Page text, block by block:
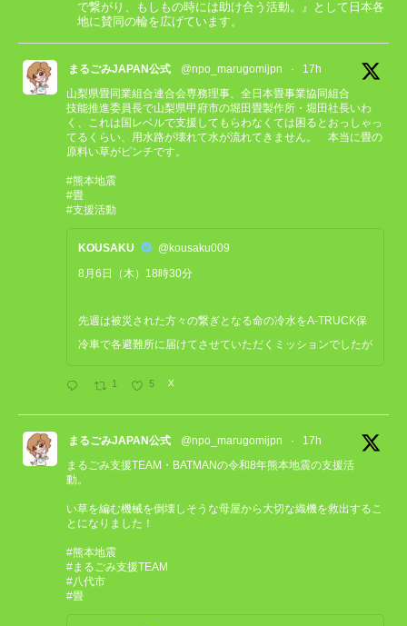
で繋がり、もしもの時には助け合う活動。』として日本各
地に賛同の輪を広げています。
まるごみJAPAN公式 @npo_marugomijpn ·
17h
山梨県畳同業組合連合会専務理事、全日本畳事業協同組合
技能推進委員長で山梨県甲府市の堀田畳製作所・堀田社長いわ
く、これは国レベルで支援してもらわなくては困るとおっしゃっ
てるくらい、用水路が壊れて水が流れてきません。 本当に畳の
原料い草がピンチです。
#熊本地震
#畳
#支援活動
KOUSAKU
@kousaku009
8月6日（木）18時30分
先週は被災された方々の繋ぎとなる命の冷水をA-TRUCK保
冷車で各避難所に届けてさせていただくミッションでしたが
1 5 X
まるごみJAPAN公式 @npo_marugomijpn ·
17h
まるごみ支援TEAM・BATMANの令和8年熊本地震の支援活
動。
い草を編む機械を倒壊しそうな母屋から大切な織機を救出するこ
とになりました！
#熊本地震
#まるごみ支援TEAM
#八代市
#畳